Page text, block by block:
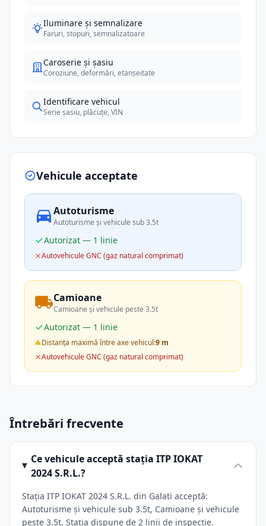
Iluminare și semnalizare
Faruri, stopuri, semnalizatoare
Caroserie și șasiu
Coroziune, deformări, etanșeitate
Identificare vehicul
Serie șasiu, plăcuțe, VIN
Vehicule acceptate
Autoturisme
Autoturisme și vehicule sub 3.5t
Autorizat — 1 linie
Autovehicule GNC (gaz natural comprimat)
Camioane
Camioane și vehicule peste 3.5t
Autorizat — 1 linie
Distanța maximă între axe vehicul:9 m
Autovehicule GNC (gaz natural comprimat)
Întrebări frecvente
Ce vehicule acceptă stația ITP IOKAT
2024 S.R.L.?
Stația ITP IOKAT 2024 S.R.L. din Galati acceptă:
Autoturisme și vehicule sub 3.5t, Camioane și vehicule
peste 3.5t. Stația dispune de 2 linii de inspecție.